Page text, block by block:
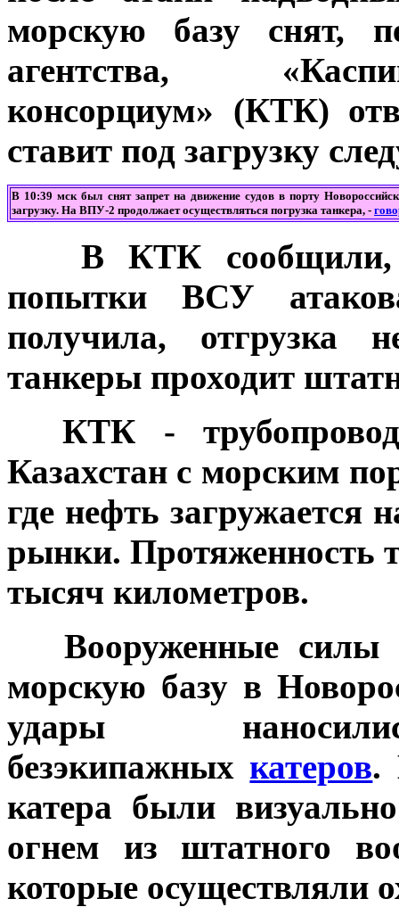
морскую базу снят,
агентства,
консорциум» (КТК)
ставит под загрузку
В 10:39 мск был снят запрет на движение судов в порту
загрузку. На ВПУ-2 продолжает осуществляться погрузка танкера, -
В КТК сообщили,
попытки ВСУ
получила, отгрузка
танкеры проходит
КТК -
Казахстан с морским
где нефть загружается
рынки. Протяженность
тысяч километров.
Вооруженные силы
морскую базу в
удары
безэкипажныхкатеров.
катера были
огнем из штатного
которые осуществляли